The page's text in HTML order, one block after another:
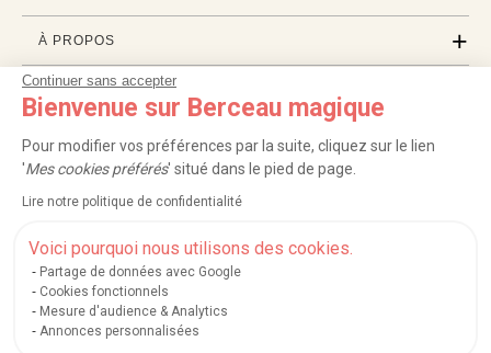
Continuer sans accepter
Bienvenue sur Berceau magique
Pour modifier vos préférences par la suite, cliquez sur le lien
'Mes cookies préférés' situé dans le pied de page.
Lire notre politique de confidentialité
Voici pourquoi nous utilisons des cookies.
Partage de données avec Google
Cookies fonctionnels
Mesure d'audience & Analytics
Annonces personnalisées
À PROPOS
PROFESSIONNELS
LISTES CADEAUX
Service après-vente| FAQ |Rappels de produits|Protection des données
Mentions légales et crédits Conditions générales de ventes
Nos moyens de paiement sécurisés